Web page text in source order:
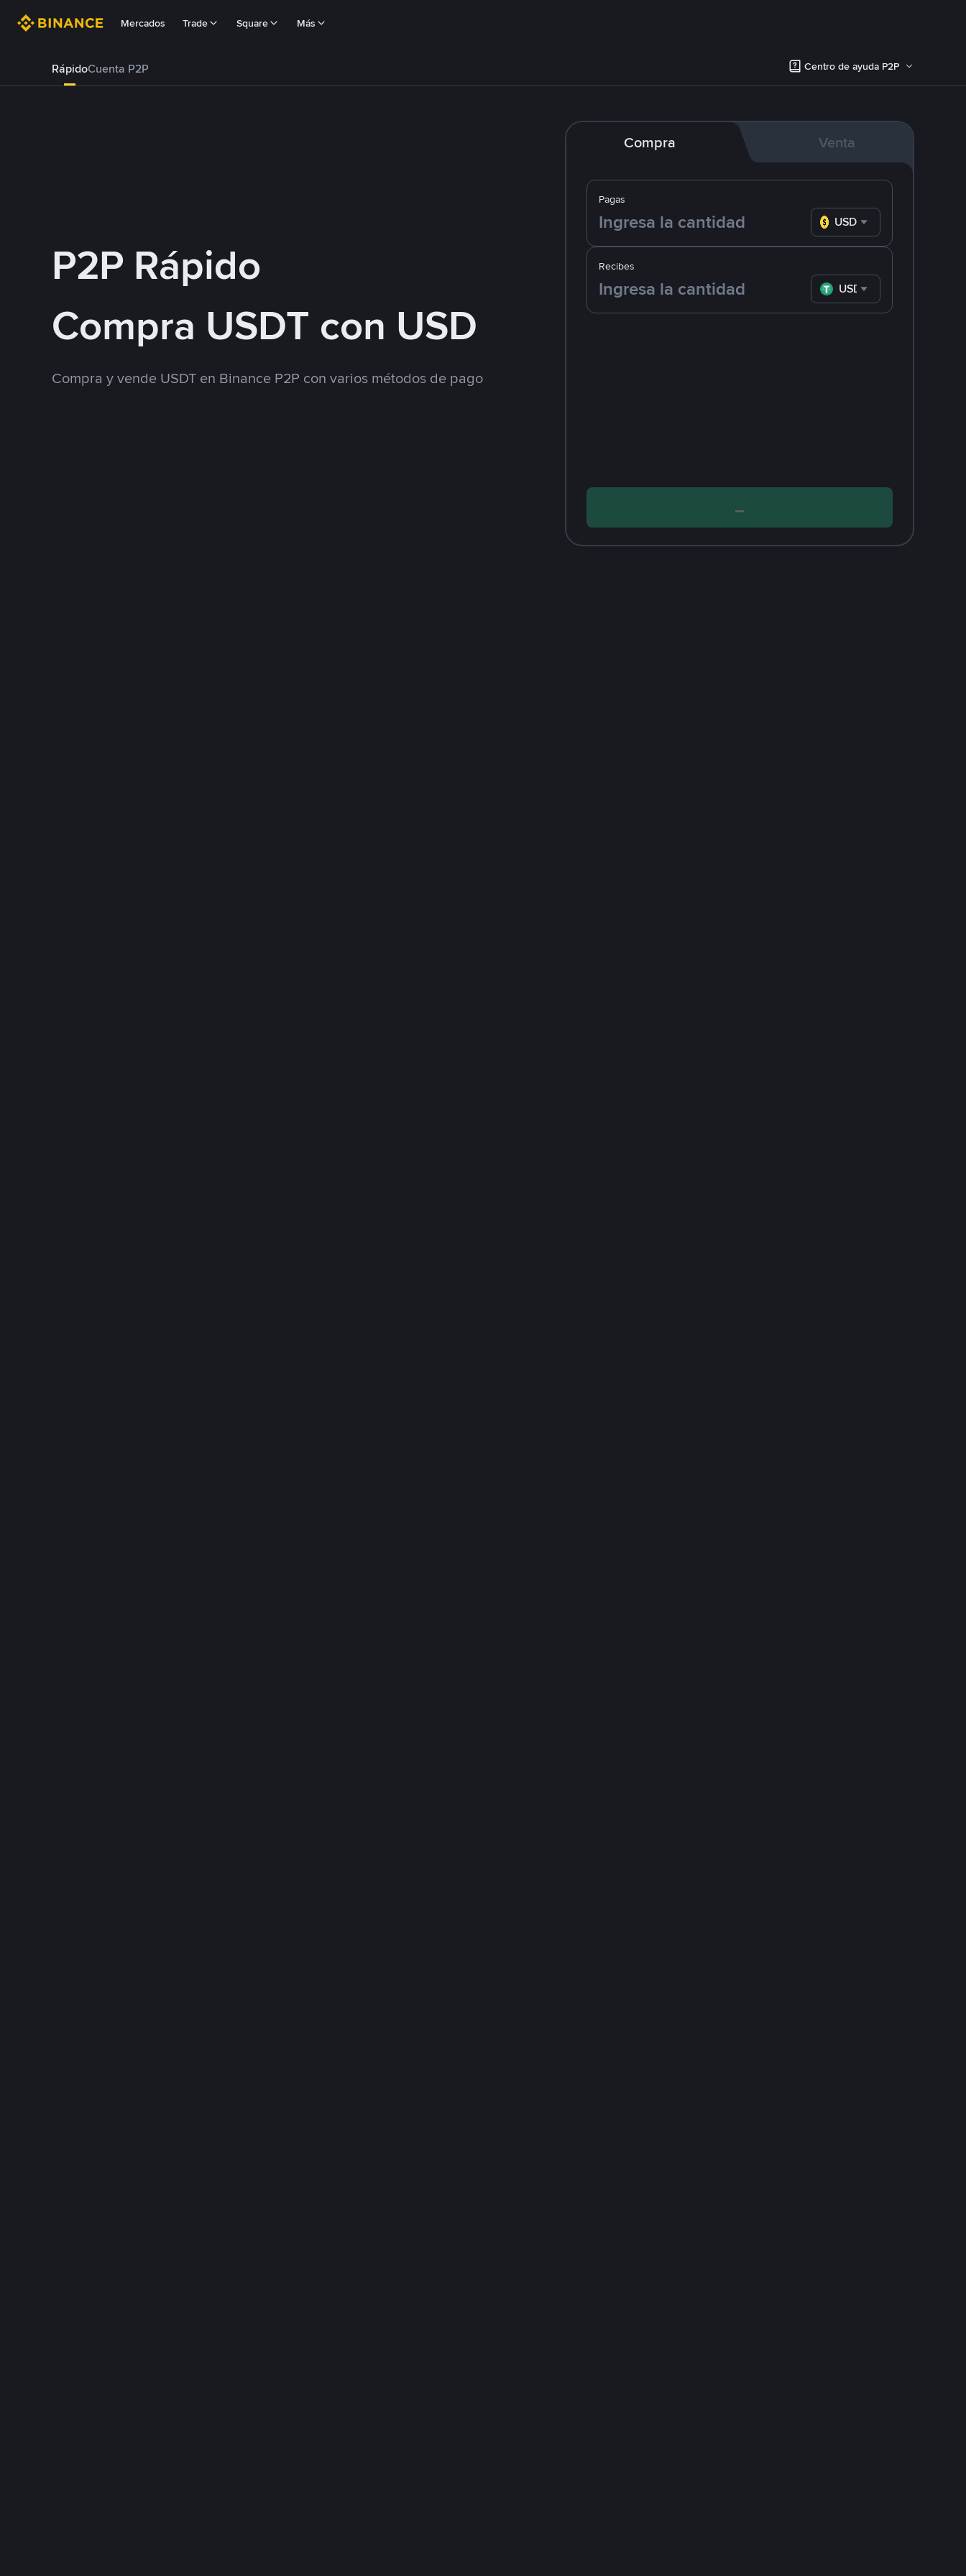
Mercados Trade Square Más
RápidoCuenta P2P Centro de ayuda P2P
P2P Rápido
Compra USDT con USD
Compra y vende USDT en Binance P2P con varios métodos de pago
Compra Venta
Pagas
USD
Recibes
USDT